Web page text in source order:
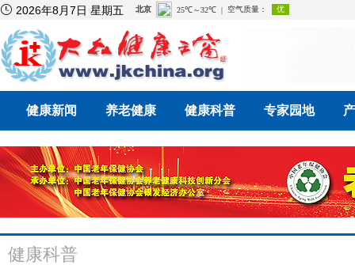
 2026年8月7日 星期五
健康新闻 养老健康 健康科普 专家园地
健康科普